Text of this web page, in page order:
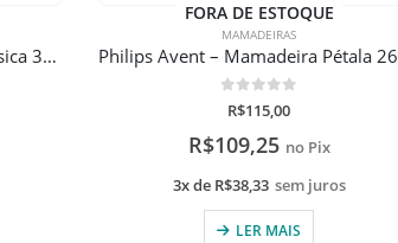
Philips Avent – Mamadeira Clássica 330ml Com Gravação a Laser
FORA DE ESTOQUE
MAMADEIRAS
0de 5
R$115,00
R$109,25 no Pix
3x de R$38,33 sem juros
LER MAIS